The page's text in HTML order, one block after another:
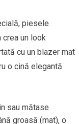
piesele
un look
cu un blazer mat
o cină elegantă
sau mătase
groasă (mat), o